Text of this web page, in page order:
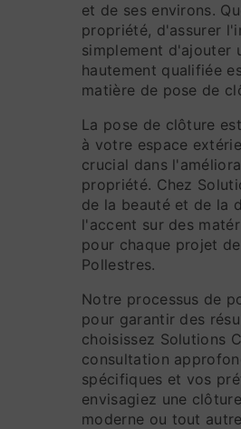
et de ses environs.
propriété, d'assurer
simplement d'ajouter
hautement qualifiée
matière de pose de
La pose de clôture
à votre espace
crucial dans
propriété. Chez
de la beauté et de la
l'accent sur des
pour chaque projet
Pollestres.
Notre processus de
pour garantir des
choisissez Solutions
consultation
spécifiques et vos
envisagiez une
moderne ou tout